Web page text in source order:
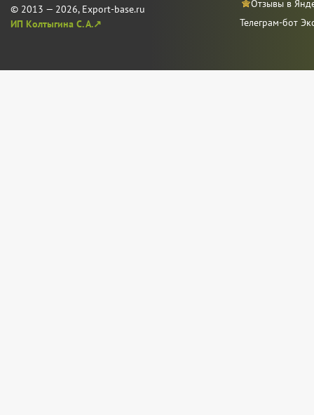
© 2013 — 2026, Export-base.ru
ИП Колтыгина С. А.↗
Отзывы в
Телеграм-бот